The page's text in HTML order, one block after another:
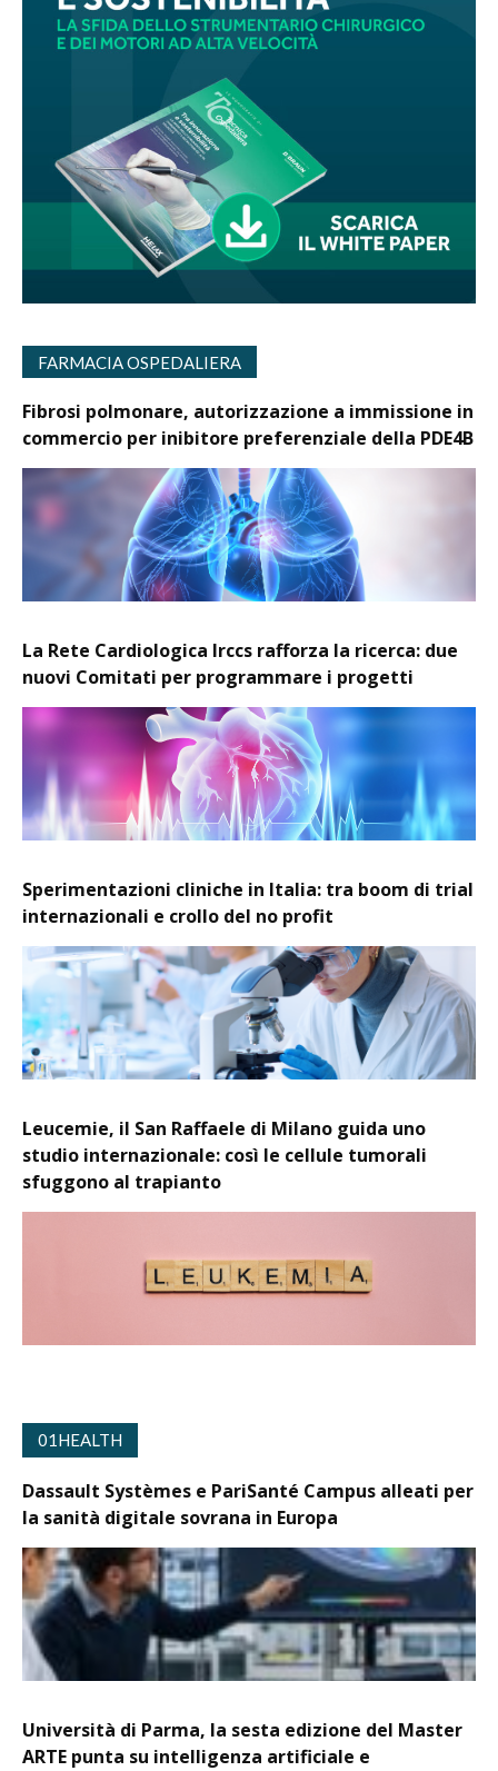
FARMACIA OSPEDALIERA
Fibrosi polmonare, autorizzazione a immissione in
commercio per inibitore preferenziale della PDE4B
La Rete Cardiologica Irccs rafforza la ricerca: due
nuovi Comitati per programmare i progetti
Sperimentazioni cliniche in Italia: tra boom di trial
internazionali e crollo del no profit
Leucemie, il San Raffaele di Milano guida uno
studio internazionale: così le cellule tumorali
sfuggono al trapianto
01HEALTH
Dassault Systèmes e PariSanté Campus alleati per
la sanità digitale sovrana in Europa
Università di Parma, la sesta edizione del Master
ARTE punta su intelligenza artificiale e